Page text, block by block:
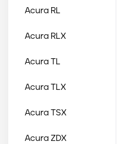
Acura RL
Acura RLX
Acura TL
Acura TLX
Acura TSX
Acura ZDX